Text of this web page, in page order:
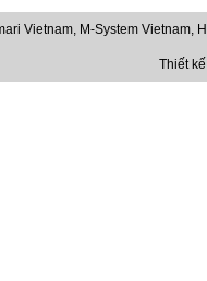
Vietnam, M-System Vietnam,
Thiết